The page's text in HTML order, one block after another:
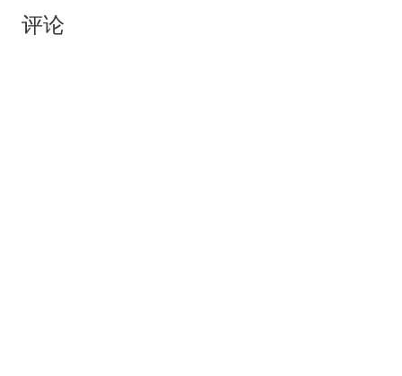
评论